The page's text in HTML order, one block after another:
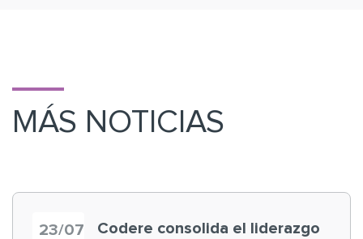
MÁS NOTICIAS
23/07
Codere consolida el liderazgo